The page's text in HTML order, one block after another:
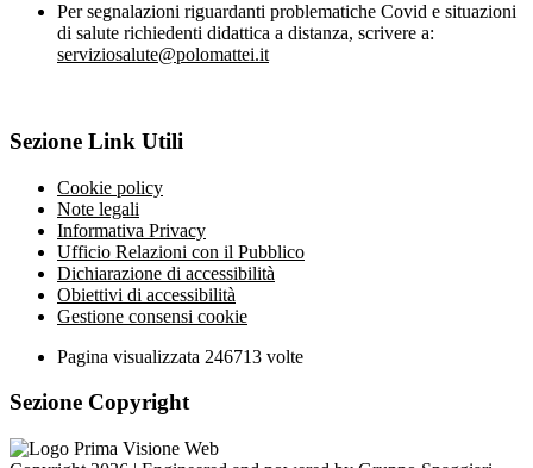
Per segnalazioni riguardanti problematiche Covid e situazioni
di salute richiedenti didattica a distanza, scrivere a:
serviziosalute@polomattei.it
Sezione Link Utili
Cookie policy
Note legali
Informativa Privacy
Ufficio Relazioni con il Pubblico
Dichiarazione di accessibilità
Obiettivi di accessibilità
Gestione consensi cookie
Pagina visualizzata 246713 volte
Sezione Copyright